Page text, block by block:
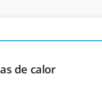
de calor